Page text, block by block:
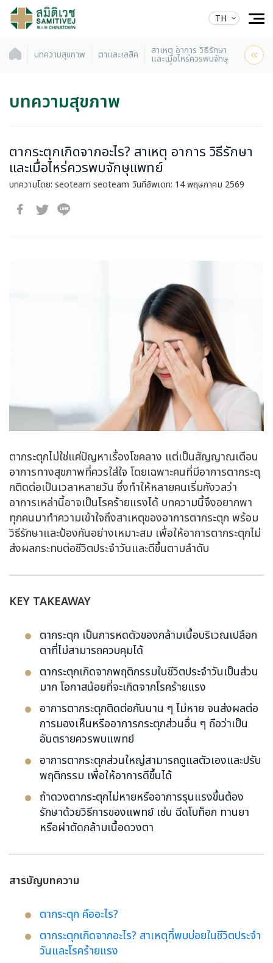
TH
บทความสุขภาพ ตาและเลสิค สาเหตุ อาการ วิธีรักษา
และเมื่อไหร่ควรพบจักษุ
แพทย์
บทความสุขภาพ
ตากระตุกเกิดจากอะไร? สาเหตุ อาการ วิธีรักษา
และเมื่อไหร่ควรพบจักษุแพทย์
บทความโดย: seoteam seoteam วันที่อัพเดท: 14 พฤษภาคม 2569
ตากระตุกไม่ใช่แค่ปัญหาเรื่องโชคลาง แต่เป็นสัญญาณเตือน
อาการทางสุขภาพที่ควรใส่ใจ โดยเฉพาะคนที่มีอาการตากระตุ
กติดต่อเป็นเวลาหลายวัน ซึ่งทำให้หลายคนเริ่มกังวลว่า
อาการเหล่านี้อาจเป็นโรคร้ายแรงได้ บทความนี้จึงอยากพา
ทุกคนมาทำความเข้าใจถึงสาเหตุของอาการตากระตุก พร้อม
วิธีรักษาและป้องกันอย่างเหมาะสม เพื่อให้อาการตากระตุกไม่
ส่งผลกระทบต่อชีวิตประจำวันและดีขึ้นตามลำดับ
KEY TAKEAWAY
ตากระตุก เป็นการหดตัวของกล้ามเนื้อบริเวณเปลือก
ตาที่ไม่สามารถควบคุมได้
ตากระตุกเกิดจากพฤติกรรมในชีวิตประจำวันเป็นส่วน
มาก โอกาสน้อยที่จะเกิดจากโรคร้ายแรง
อาการตากระตุกติดต่อกันนาน ๆ ไม่หาย จนส่งผลต่อ
การมองเห็นหรืออาการกระตุกส่วนอื่น ๆ ถือว่าเป็น
อันตรายควรพบแพทย์
อาการตากระตุกส่วนใหญ่สามารถดูแลตัวเองและปรับ
พฤติกรรม เพื่อให้อาการดีขึ้นได้
ถ้าดวงตากระตุกไม่หายหรืออาการรุนแรงขึ้นต้อง
รักษาด้วยวิธีการของแพทย์ เช่น ฉีดโบท็อก ทานยา
หรือผ่าตัดกล้ามเนื้อดวงตา
สารบัญบทความ
ตากระตุก คืออะไร?
ตากระตุกเกิดจากอะไร? สาเหตุที่พบบ่อยในชีวิตประจำ
วันและโรคร้ายแรง